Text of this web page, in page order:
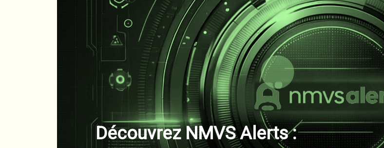
Découvrez NMVS Alerts :